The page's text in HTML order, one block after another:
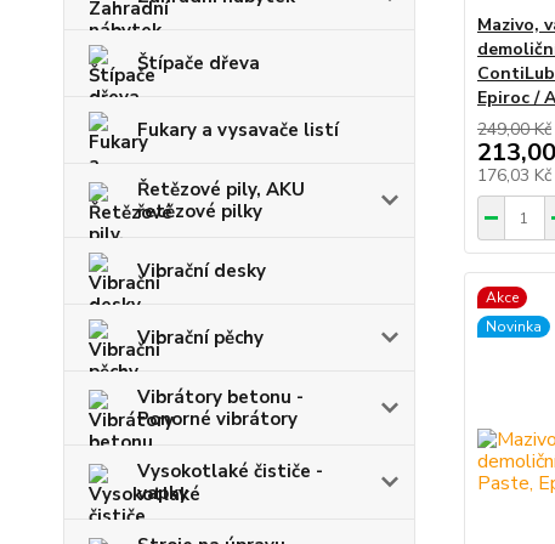
Štípače dřeva
Fukary a vysavače listí
Řetězové pily, AKU
řetězové pilky
Vibrační desky
Vibrační pěchy
Vibrátory betonu -
Ponorné vibrátory
Vysokotlaké čističe -
vapky
Mazivo,
Epiroc /
249,00 Kč
176,03 Kč
Akce
Novinka